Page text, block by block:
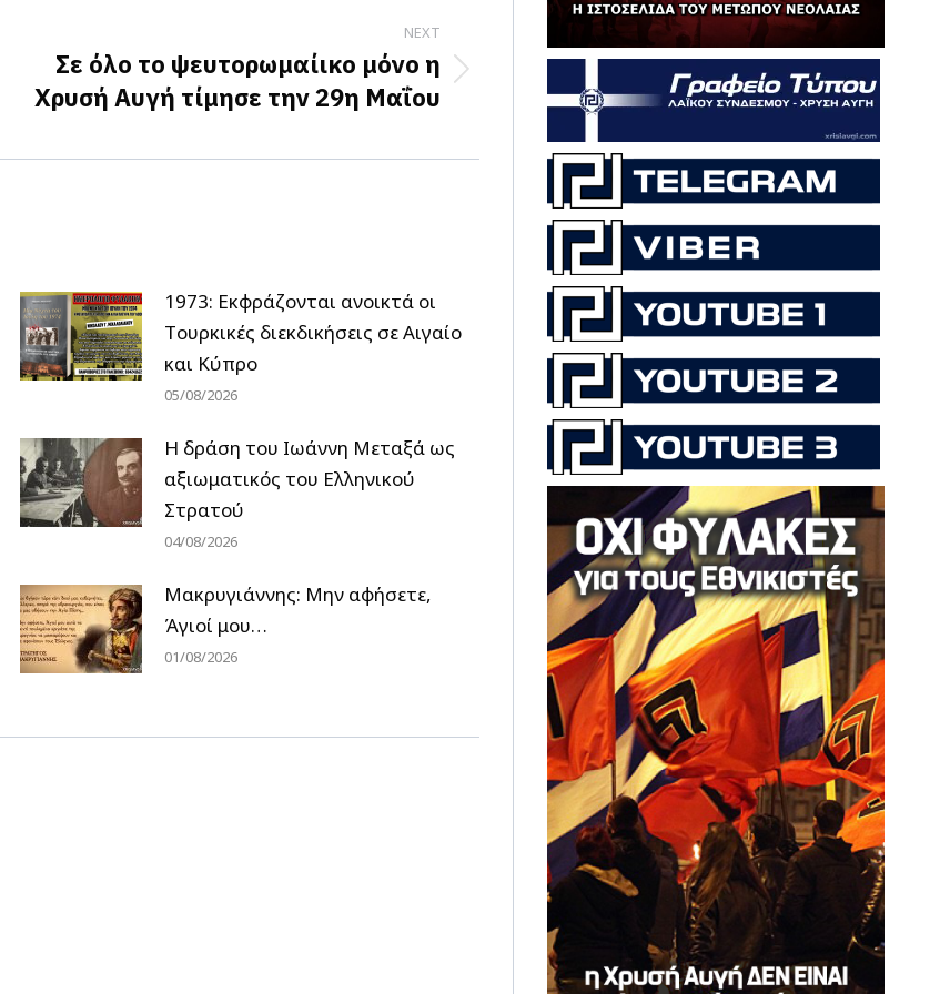
NEXT
Next
post:
Σε όλο το ψευτορωμαίικο μόνο η
Χρυσή Αυγή τίμησε την 29η Μαΐου
1973: Εκφράζονται ανοικτά οι
Tουρκικές διεκδικήσεις σε Αιγαίο
και Κύπρο
05/08/2026
H δράση του Ιωάννη Μεταξά ως
αξιωματικός του Ελληνικού
Στρατού
04/08/2026
Μακρυγιάννης: Μην αφήσετε,
Άγιοί μου…
01/08/2026